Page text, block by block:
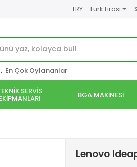
TRY - Türk Lirası
, En Çok Oylananlar
SERVİS BGA MAKİNESİ
Lenovo